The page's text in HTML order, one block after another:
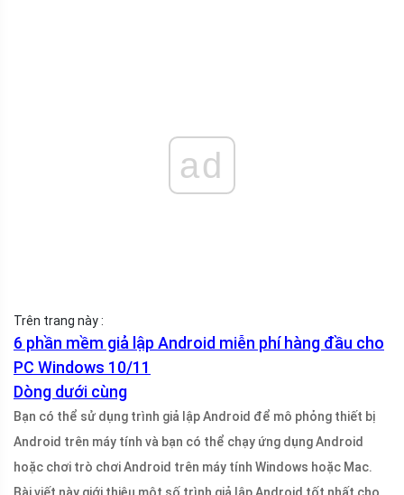
ad
Trên trang này :
6 phần mềm giả lập Android miễn phí hàng đầu cho
PC Windows 10/11
Dòng dưới cùng
Bạn có thể sử dụng trình giả lập Android để mô phỏng thiết bị
Android trên máy tính và bạn có thể chạy ứng dụng Android
hoặc chơi trò chơi Android trên máy tính Windows hoặc Mac.